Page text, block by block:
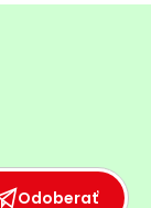
Odoberať